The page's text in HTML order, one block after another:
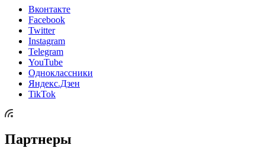
Вконтакте
Facebook
Twitter
Instagram
Telegram
YouTube
Одноклассники
Яндекс.Дзен
TikTok
Партнеры